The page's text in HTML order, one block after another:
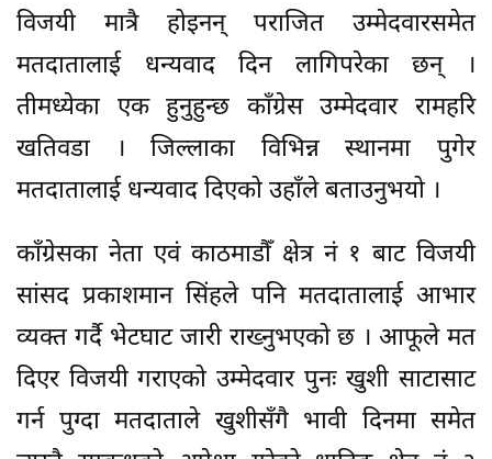
विजयी मात्रै होइनन् पराजित उम्मेदवारसमेत
मतदातालाई धन्यवाद दिन लागिपरेका छन् ।
तीमध्येका एक हुनुहुन्छ काँग्रेस उम्मेदवार रामहरि
खतिवडा । जिल्लाका विभिन्न स्थानमा पुगेर
मतदातालाई धन्यवाद दिएको उहाँले बताउनुभयो ।
काँग्रेसका नेता एवं काठमाडौँ क्षेत्र नं १ बाट विजयी
सांसद प्रकाशमान सिंहले पनि मतदातालाई आभार
व्यक्त गर्दै भेटघाट जारी राख्नुभएको छ । आफूले मत
दिएर विजयी गराएको उम्मेदवार पुनः खुशी साटासाट
गर्न पुग्दा मतदाताले खुशीसँगै भावी दिनमा समेत